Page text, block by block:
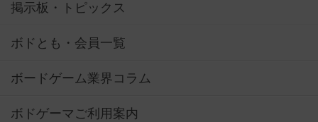
掲示板・トピックス
ボドとも・会員一覧
ボードゲーム業界コラム
ボドゲーマご利用案内